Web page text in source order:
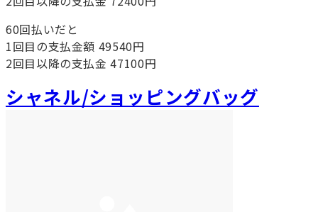
60回払いだと
1回目の支払金額 49540円
2回目以降の支払金 47100円
シャネル/ショッピングバッグ